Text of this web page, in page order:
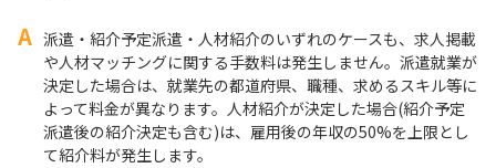
A 派遣・紹介予定派遣・人材紹介のいずれのケースも、求人掲載
や人材マッチングに関する手数料は発生しません。派遣就業が
決定した場合は、就業先の都道府県、職種、求めるスキル等に
よって料金が異なります。人材紹介が決定した場合(紹介予定
派遣後の紹介決定も含む)は、雇用後の年収の50%を上限とし
て紹介料が発生します。